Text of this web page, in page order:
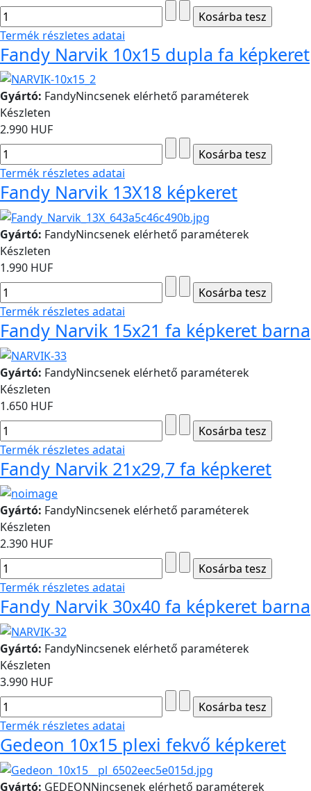
Termék részletes adatai
Fandy Narvik 10x15 dupla fa képkeret
Gyártó: FandyNincsenek elérhető paraméterek
Készleten
2.990 HUF
Termék részletes adatai
Fandy Narvik 13X18 képkeret
Gyártó: FandyNincsenek elérhető paraméterek
Készleten
1.990 HUF
Termék részletes adatai
Fandy Narvik 15x21 fa képkeret barna
Gyártó: FandyNincsenek elérhető paraméterek
Készleten
1.650 HUF
Termék részletes adatai
Fandy Narvik 21x29,7 fa képkeret
Gyártó: FandyNincsenek elérhető paraméterek
Készleten
2.390 HUF
Termék részletes adatai
Fandy Narvik 30x40 fa képkeret barna
Gyártó: FandyNincsenek elérhető paraméterek
Készleten
3.990 HUF
Termék részletes adatai
Gedeon 10x15 plexi fekvő képkeret
Gyártó: GEDEONNincsenek elérhető paraméterek